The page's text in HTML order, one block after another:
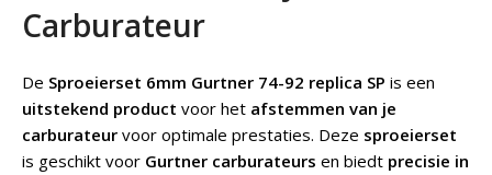
Carburateur
De Sproeierset 6mm Gurtner 74-92 replica SP is een
uitstekend product voor het afstemmen van je
carburateur voor optimale prestaties. Deze sproeierset
is geschikt voor Gurtner carburateurs en biedt precisie in